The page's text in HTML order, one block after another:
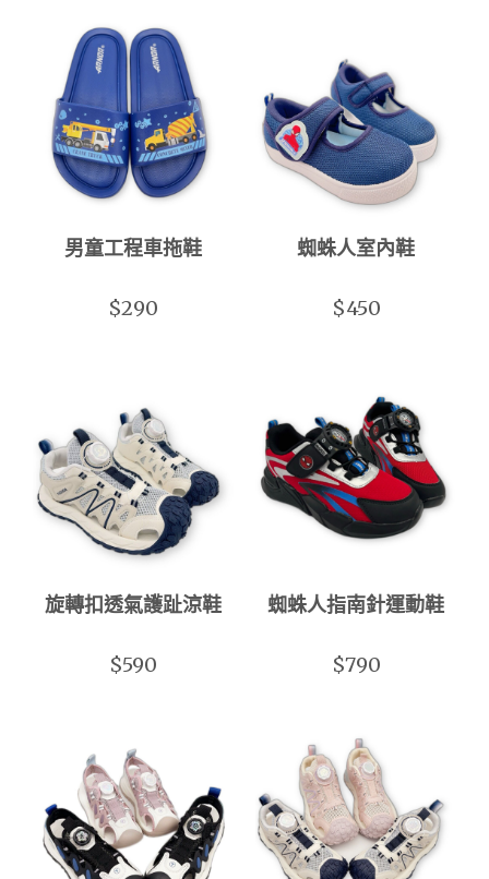
男童工程車拖鞋
$290
蜘蛛人室內鞋
$450
旋轉扣透氣護趾涼鞋
$590
蜘蛛人指南針運動鞋
$790